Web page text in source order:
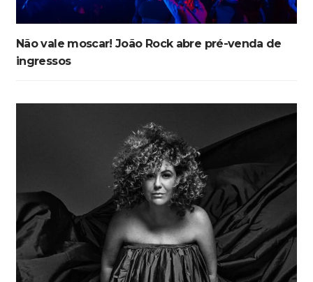
Não vale moscar! João Rock abre pré-venda de
ingressos